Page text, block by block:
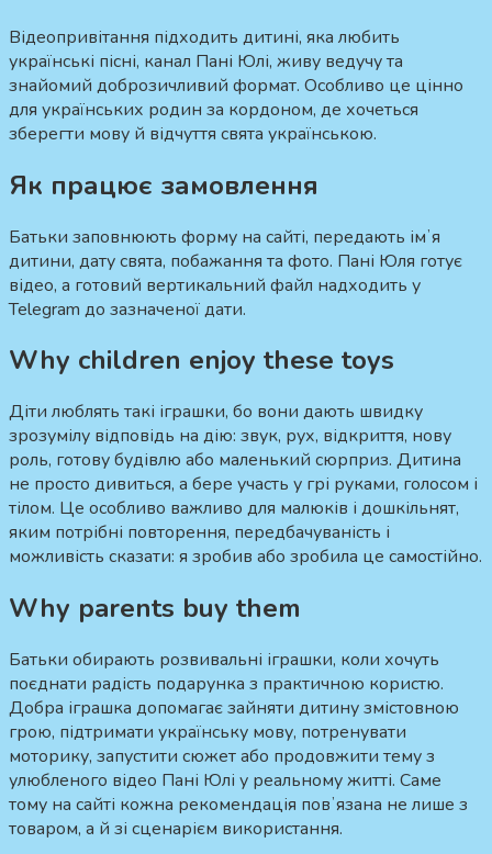
Відеопривітання підходить дитині, яка любить
українські пісні, канал Пані Юлі, живу ведучу та
знайомий доброзичливий формат. Особливо це цінно
для українських родин за кордоном, де хочеться
зберегти мову й відчуття свята українською.
Як працює замовлення
Батьки заповнюють форму на сайті, передають імʼя
дитини, дату свята, побажання та фото. Пані Юля готує
відео, а готовий вертикальний файл надходить у
Telegram до зазначеної дати.
Why children enjoy these toys
Діти люблять такі іграшки, бо вони дають швидку
зрозумілу відповідь на дію: звук, рух, відкриття, нову
роль, готову будівлю або маленький сюрприз. Дитина
не просто дивиться, а бере участь у грі руками, голосом і
тілом. Це особливо важливо для малюків і дошкільнят,
яким потрібні повторення, передбачуваність і
можливість сказати: я зробив або зробила це самостійно.
Why parents buy them
Батьки обирають розвивальні іграшки, коли хочуть
поєднати радість подарунка з практичною користю.
Добра іграшка допомагає зайняти дитину змістовною
грою, підтримати українську мову, потренувати
моторику, запустити сюжет або продовжити тему з
улюбленого відео Пані Юлі у реальному житті. Саме
тому на сайті кожна рекомендація повʼязана не лише з
товаром, а й зі сценарієм використання.